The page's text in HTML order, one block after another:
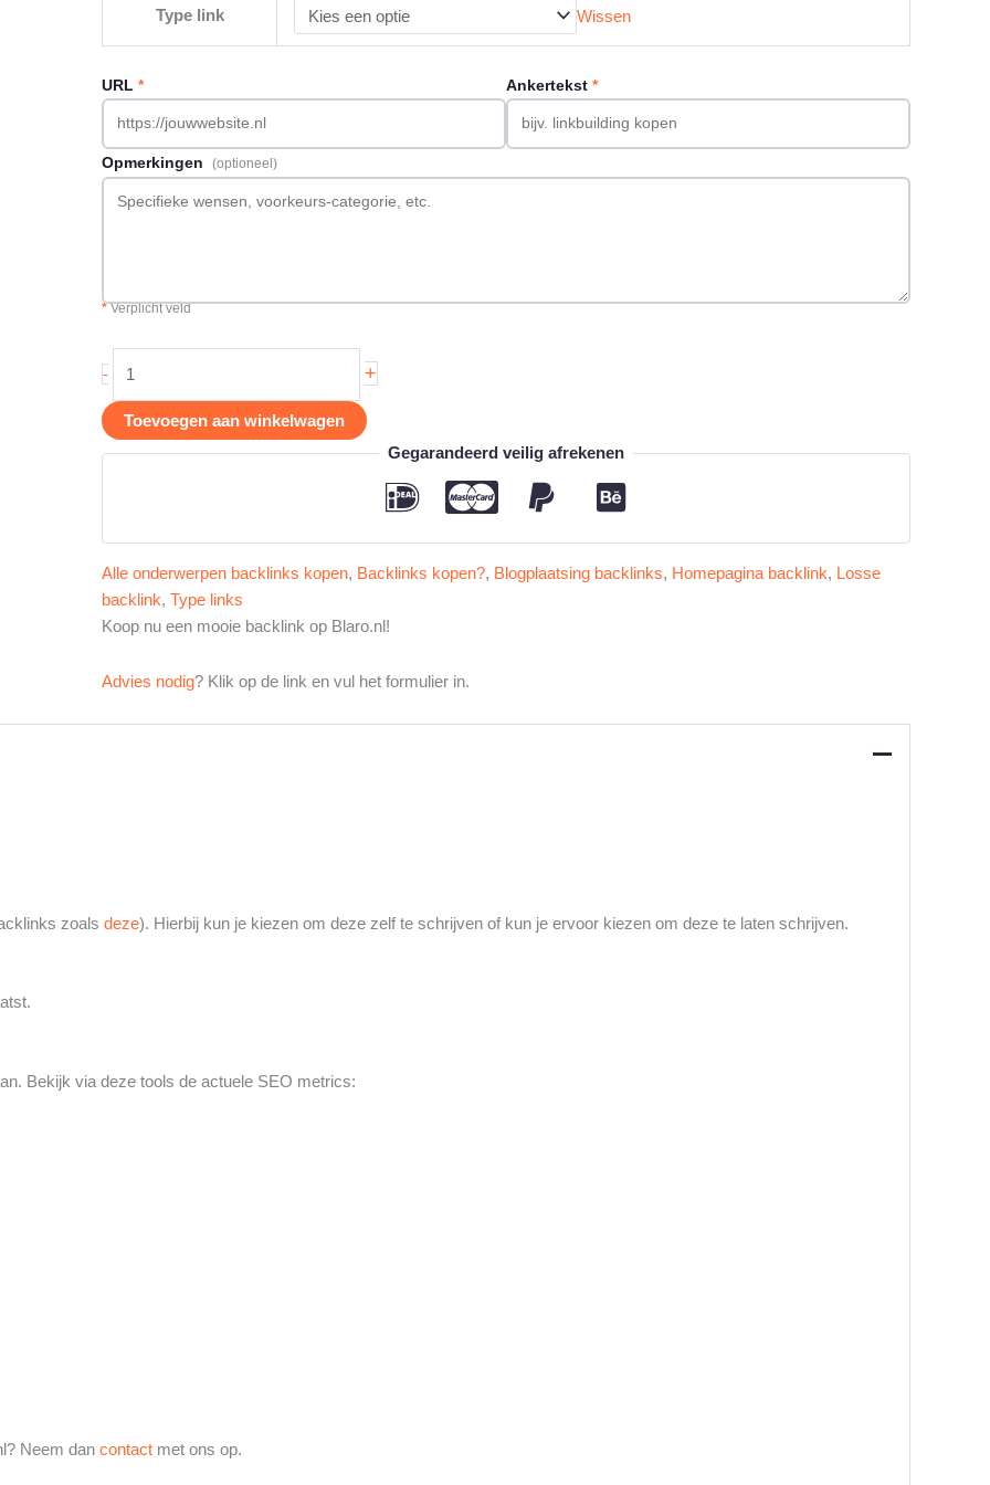
Type link Wissen
URL * Ankertekst *
Opmerkingen (optioneel)
*Verplicht veld
-
op
Blaro.nl
aantal
+
Toevoegen aan winkelwagen
Gegarandeerd veilig afrekenen
Alle onderwerpen backlinks kopen, Backlinks kopen?, Blogplaatsing backlinks, Homepagina backlink, Losse
backlink, Type links
Koop nu een mooie backlink op Blaro.nl!
Advies nodig? Klik op de link en vul het formulier in.
zoals deze). Hierbij kun je kiezen om deze zelf te schrijven of kun je ervoor kiezen om deze te laten schrijven.
Bekijk via deze tools de actuele SEO metrics:
Neem dan contactmet ons op.